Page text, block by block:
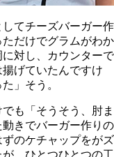
てチーズバーガー作
だけでグラムがわか
対し、カウンターで
げていたんですけ
」そう。
も「そうそう、肘ま
きでバーガー作りの
のケチャップをがズ
、ひとつひとつの工